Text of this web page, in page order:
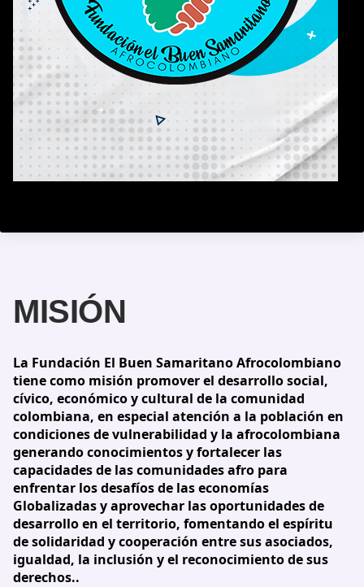
MISIÓN
La Fundación El Buen Samaritano Afrocolombiano
tiene como misión promover el desarrollo social,
cívico, económico y cultural de la comunidad
colombiana, en especial atención a la población en
condiciones de vulnerabilidad y la afrocolombiana
generando conocimientos y fortalecer las
capacidades de las comunidades afro para
enfrentar los desafíos de las economías
Globalizadas y aprovechar las oportunidades de
desarrollo en el territorio, fomentando el espíritu
de solidaridad y cooperación entre sus asociados,
igualdad, la inclusión y el reconocimiento de sus
derechos..